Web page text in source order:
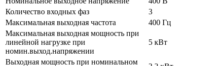
Количество входных фаз
3
Максимальная выходная частота
400 Гц
Максимальная выходная мощность при
линейной нагрузке при
номин.выход.напряжении
5 кВт
Выходная мощность при номинальном